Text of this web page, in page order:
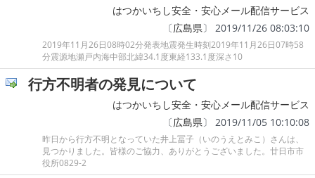
はつかいちし安全・安心メール配信サービス
〔広島県〕 2019/11/26 08:03:10
2019年11月26日08時02分発表地震発生時刻2019年11月26日07時58
分震源地瀬戸内海中部北緯34.1度東経133.1度深さ10
行方不明者の発見について
はつかいちし安全・安心メール配信サービス
〔広島県〕 2019/11/05 10:10:08
昨日から行方不明となっていた井上冨子（いのうえとみこ）さんは、
見つかりました。皆様のご協力、ありがとうございました。廿日市市
役所0829-2